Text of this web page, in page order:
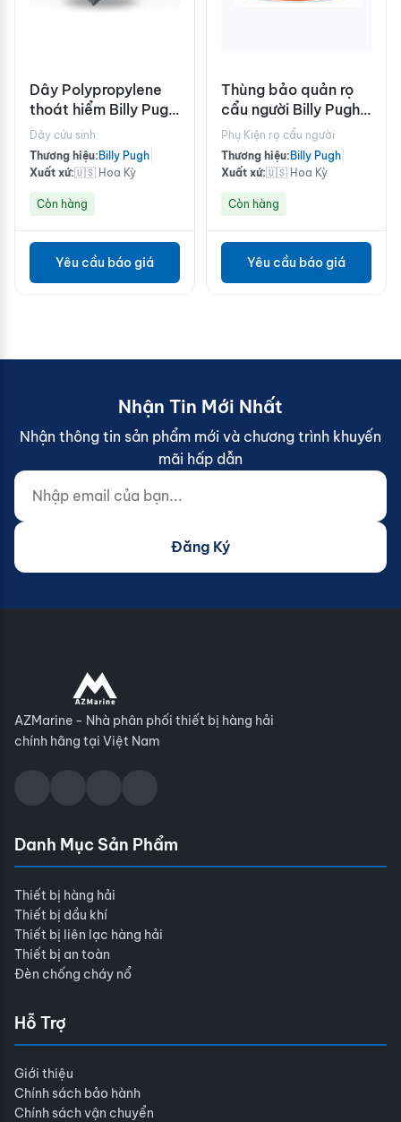
Dây Polypropylene
thoát hiểm Billy Pugh
có nút thắt 1-1/2-P-
K5
Dây cứu sinh
Thương hiệu: Billy Pugh
Xuất xứ:🇺🇸 Hoa Kỳ
Còn hàng
Yêu cầu báo giá
Thùng bảo quản rọ
cẩu người Billy Pugh
X-904 4 người
Phụ Kiện rọ cẩu người
Thương hiệu: Billy Pugh
Xuất xứ:🇺🇸 Hoa Kỳ
Còn hàng
Yêu cầu báo giá
Nhận Tin Mới Nhất
Nhận thông tin sản phẩm mới và chương trình khuyến
mãi hấp dẫn
Nhập email của bạn...
Website (do not fill)
Đăng Ký
AZMarine - Nhà phân phối thiết bị hàng hải
chính hãng tại Việt Nam
Danh Mục Sản Phẩm
Thiết bị hàng hải
Thiết bị dầu khí
Thiết bị liên lạc hàng hải
Thiết bị an toàn
Đèn chống cháy nổ
Hỗ Trợ
Giới thiệu
Chính sách bảo hành
Chính sách vận chuyển